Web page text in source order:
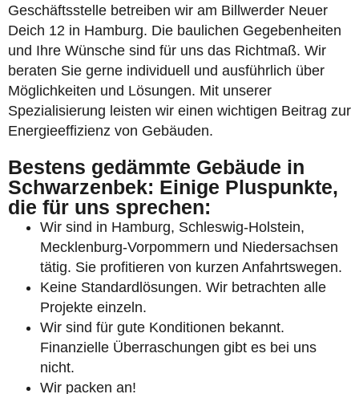
Geschäftsstelle betreiben wir am Billwerder Neuer
Deich 12 in Hamburg. Die baulichen Gegebenheiten
und Ihre Wünsche sind für uns das Richtmaß. Wir
beraten Sie gerne individuell und ausführlich über
Möglichkeiten und Lösungen. Mit unserer
Spezialisierung leisten wir einen wichtigen Beitrag zur
Energieeffizienz von Gebäuden.
Bestens gedämmte Gebäude in
Schwarzenbek: Einige Pluspunkte,
die für uns sprechen:
Wir sind in Hamburg, Schleswig-Holstein,
Mecklenburg-Vorpommern und Niedersachsen
tätig. Sie profitieren von kurzen Anfahrtswegen.
Keine Standardlösungen. Wir betrachten alle
Projekte einzeln.
Wir sind für gute Konditionen bekannt.
Finanzielle Überraschungen gibt es bei uns
nicht.
Wir packen an!